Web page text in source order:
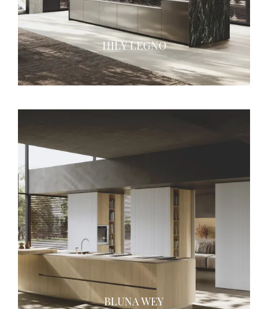
HILY LEGNO
BLUNA WEY